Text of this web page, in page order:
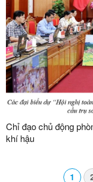
Chỉ đạo chủ động
khí hậu
1